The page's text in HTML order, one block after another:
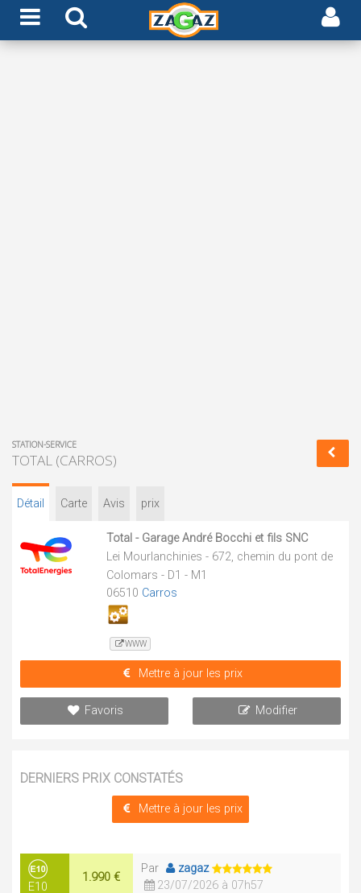
STATION-SERVICE
TOTAL (CARROS)
Détail Carte Avis prix
Total - Garage André Bocchi et fils SNC
Lei Mourlanchinies - 672, chemin du pont de
Colomars - D1 - M1
06510 Carros
WWW
Mettre à jour les prix
Favoris Modifier
DERNIERS PRIX CONSTATÉS
Mettre à jour les prix
E10
1.990 €
Par
zagaz
23/07/2026 à 07h57